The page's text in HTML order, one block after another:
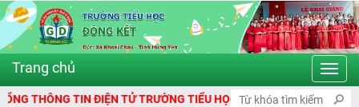
THÔNG TIN ĐIỆN TỬ TRƯỜNG TIỂU HỌC ĐÔNG KẾT